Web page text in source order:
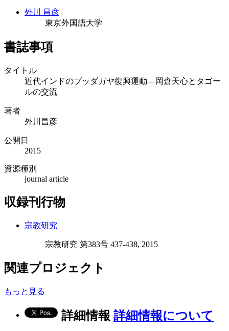
外川 昌彦
東京外国語大学
書誌事項
タイトル
近代インドのブッダガヤ復興運動―岡倉天心とタゴー
ルの交流
著者
外川昌彦
公開日
2015
資源種別
journal article
収録刊行物
宗教研究
宗教研究 第383号 437-438, 2015
関連プロジェクト
もっと見る
詳細情報 詳細情報について